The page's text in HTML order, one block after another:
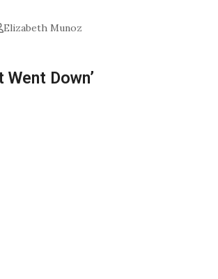
Elizabeth Munoz
Went Down’